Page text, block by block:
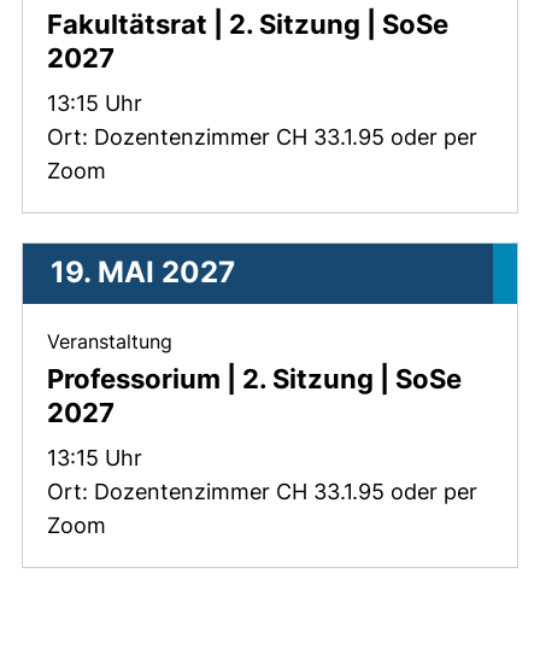
Fakultätsrat | 2. Sitzung | SoSe
2027
Zeit:
13:15 Uhr
Ort: Dozentenzimmer CH 33.1.95 oder per
Zoom
Professorium | 2. Sitzung | SoSe
2027
Veranstaltung
Zeit:
13:15 Uhr
Ort: Dozentenzimmer CH 33.1.95 oder per
Zoom
19. MAI 2027